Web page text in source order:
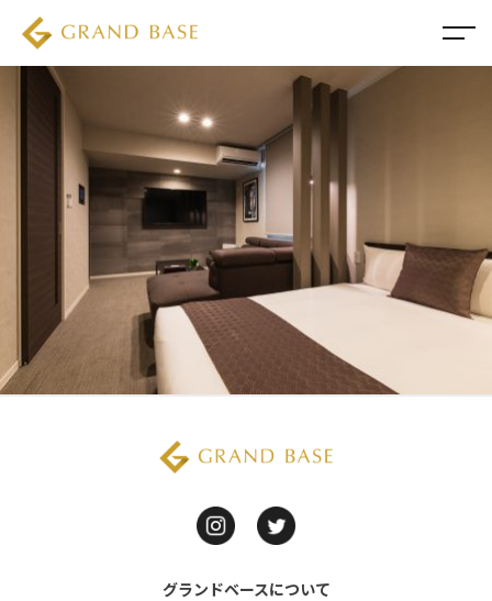
グランドベースについて